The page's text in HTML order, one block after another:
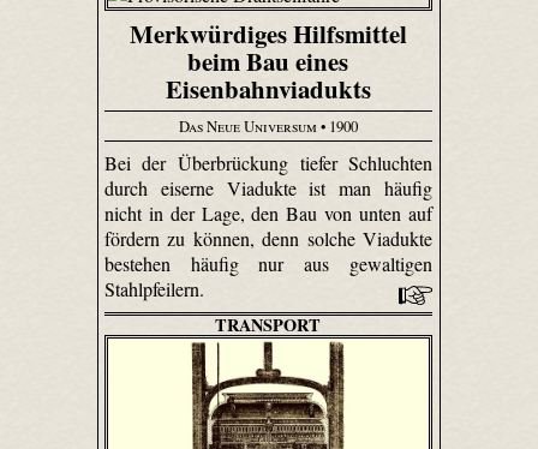
Merkwürdiges Hilfsmittel
beim Bau eines
Eisenbahnviadukts
Das Neue Universum • 1900
Bei der Überbrückung tiefer Schluchten
durch eiserne Viadukte ist man häufig
nicht in der Lage, den Bau von unten auf
fördern zu können, denn solche Viadukte
bestehen häufig nur aus gewaltigen
Stahlpfeilern.
TRANSPORT